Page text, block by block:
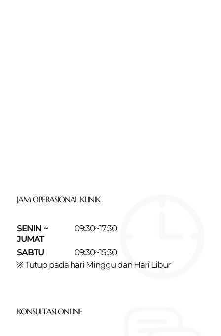
JAM OPERASIONAL KLINIK
SENIN ~
JUMAT
09:30~17:30
SABTU
09:30~15:30
※ Tutup pada hari Minggu dan Hari Libur
KONSULTASI ONLINE